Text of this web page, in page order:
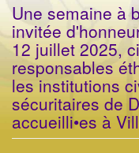
Une semaine à
invitée
12 juillet 2025,
responsables
les institutions
sécuritaires de
accueilli•es à